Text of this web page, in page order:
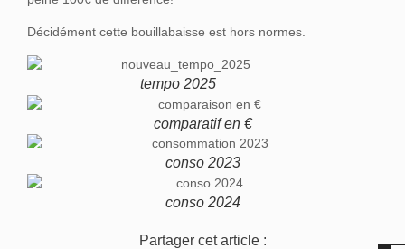
Décidément cette bouillabaisse est hors normes.
tempo 2025
comparatif en €
conso 2023
conso 2024
Partager cet article :